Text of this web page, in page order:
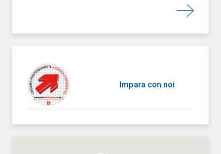
Impara con noi